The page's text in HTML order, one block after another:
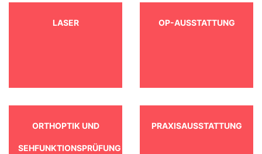
LASER OP-AUSSTATTUNG
ORTHOPTIK UND
SEHFUNKTIONSPRÜFUNG
PRAXISAUSSTATTUNG